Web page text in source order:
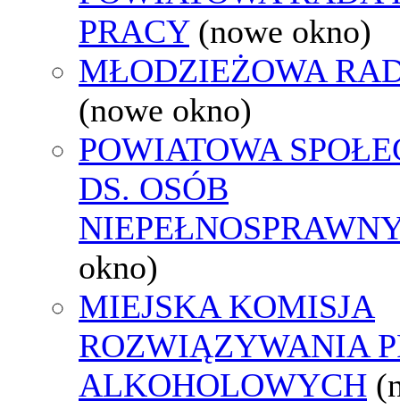
PRACY (nowe okno)
MŁODZIEŻOWA
(nowe okno)
POWIATOWA
DS. OSÓB
okno)
MIEJSKA KOMISJA
ROZWIĄZYWANIA
ALKOHOLOWYCH